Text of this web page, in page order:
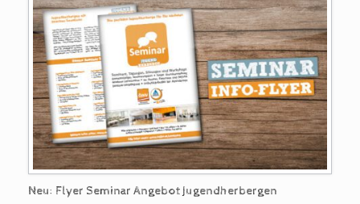
Neu: Flyer Seminar Angebot Jugendherbergen